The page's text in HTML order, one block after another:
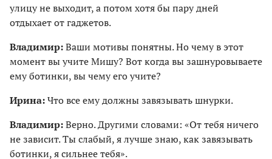
улицу не выходит, а потом хотя бы пару дней
отдыхает от гаджетов.
Владимир:Ваши мотивы понятны. Но чему в этот
момент вы учите Мишу? Вот когда вы зашнуровываете
ему ботинки, вы чему его учите?
Ирина:Что все ему должны завязывать шнурки.
Владимир:Верно. Другими словами: «От тебя ничего
не зависит. Ты слабый, я лучше знаю, как завязывать
ботинки, я сильнее тебя».